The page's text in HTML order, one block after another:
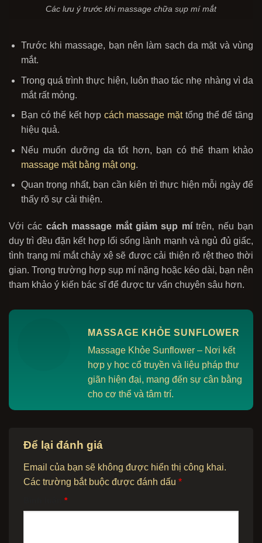
Các lưu ý trước khi massage chữa sụp mí mắt
Trước khi massage, bạn nên làm sạch da mặt và vùng
mắt.
Trong quá trình thực hiện, luôn thao tác nhẹ nhàng vì da
mắt rất mỏng.
Bạn có thể kết hợp cách massage mặttổng thể để tăng
hiệu quả.
Nếu muốn dưỡng da tốt hơn, bạn có thể tham khảo
massage mặt bằng mật ong.
Quan trọng nhất, bạn cần kiên trì thực hiện mỗi ngày để
thấy rõ sự cải thiện.
Với các cách massage mắt giảm sụp mítrên, nếu bạn
duy trì đều đặn kết hợp lối sống lành mạnh và ngủ đủ giấc,
tình trạng mí mắt chảy xệ sẽ được cải thiện rõ rệt theo thời
gian. Trong trường hợp sụp mí nặng hoặc kéo dài, bạn nên
tham khảo ý kiến bác sĩ để được tư vấn chuyên sâu hơn.
MASSAGE KHỎE SUNFLOWER
Massage Khỏe Sunflower – Nơi kết
hợp y học cổ truyền và liệu pháp thư
giãn hiện đại, mang đến sự cân bằng
cho cơ thể và tâm trí.
Để lại đánh giá
Email của bạn sẽ không được hiển thị công khai.
Các trường bắt buộc được đánh dấu *
*